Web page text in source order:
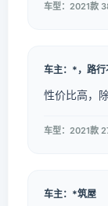
车型：2021款
车主：*，路行
性价比高，
车型：2021款
车主：*筑屋